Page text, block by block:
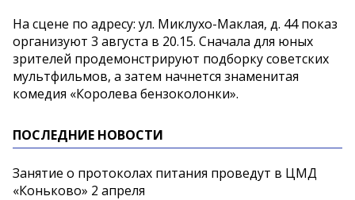
На сцене по адресу: ул. Миклухо-Маклая, д. 44 показ
организуют 3 августа в 20.15. Сначала для юных
зрителей продемонстрируют подборку советских
мультфильмов, а затем начнется знаменитая
комедия «Королева бензоколонки».
ПОСЛЕДНИЕ НОВОСТИ
Занятие о протоколах питания проведут в ЦМД
«Коньково» 2 апреля